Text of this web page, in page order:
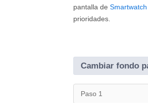
pantalla de
prioridades.
Cambiar fondo
Paso 1